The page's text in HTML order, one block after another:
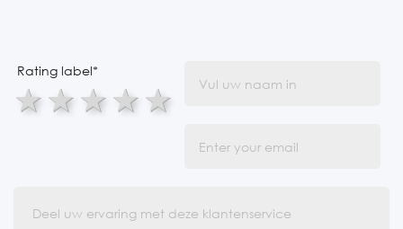
Rating label*
5 stars
4 stars
3 stars
2 stars
1 star